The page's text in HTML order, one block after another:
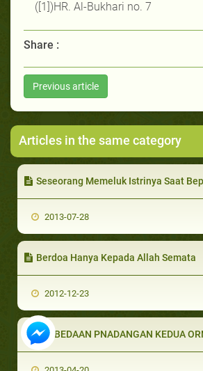
([1])HR. Al-Bukhari no. 7
Share :
Previous article
Articles in the same category
Seseorang Memeluk Istrinya Saat
2013-07-28
Berdoa Hanya Kepada Allah Semata
2012-12-23
PERBEDAAN PNADANGAN KEDUA ORNG TUA